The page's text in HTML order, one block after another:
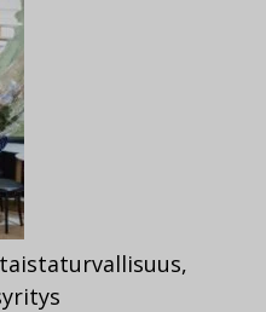
turvallisuus,